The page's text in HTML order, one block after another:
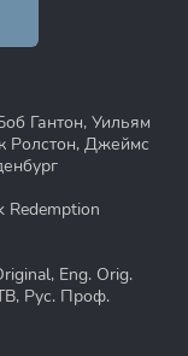
Гантон, Уильям
Ролстон, Джеймс
Redemption
Eng. Orig.
Рус. Проф.